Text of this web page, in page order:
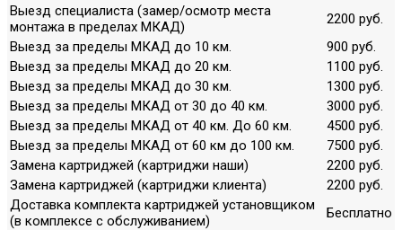
Выезд специалиста (замер/осмотр места
монтажа в пределах МКАД)
2200 руб.
Выезд за пределы МКАД до 10 км.
900 руб.
Выезд за пределы МКАД до 20 км.
1100 руб.
Выезд за пределы МКАД до 30 км.
1300 руб.
Выезд за пределы МКАД от 30 до 40 км.
3000 руб.
Выезд за пределы МКАД от 40 км. До 60 км.
4500 руб.
Выезд за пределы МКАД от 60 км до 100 км.
7500 руб.
Замена картриджей (картриджи наши)
2200 руб.
Замена картриджей (картриджи клиента)
2200 руб.
Доставка комплекта картриджей установщиком
(в комплексе с обслуживанием)
Бесплатно